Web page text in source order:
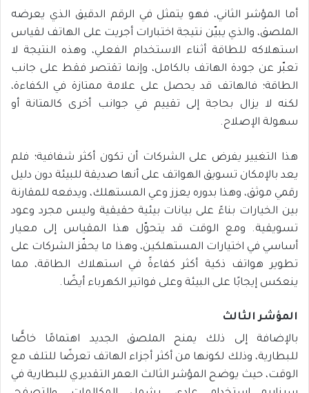
أما المؤشر الثاني، فهو يتمثل في الرقم الدقيق الذي يعرضه
الملصق، والذي يبيّن نتيجة اختبارات أجريت على الهاتف لقياس
استهلاكه للطاقة أثناء الاستخدام الفعلي، وهذه النتيجة لا
تعبّر عن جودة الهاتف بالكامل، وإنما تقتصر فقط على جانب
الطاقة؛ فالهاتف قد يحصل على علامة ممتازة في الكفاءة،
لكنه لا يزال بحاجة إلى تقييم في جوانب أخرى كالمتانة أو
سهولة الإصلاح.
هذا التغيير يفرض على الشركات أن تكون أكثر شفافية؛ فلم
يعد بالإمكان تسويق الهواتف على أنها صديقة للبيئة دون دليل
رقمي موثق، وهذا بدوره يعزز وعي المستهلك، ويدفعه للمقارنة
بين الخيارات بناءً على بيانات بيئية حقيقية وليس مجرد وعود
تسويقية. ومع الوقت قد يتحوّل هذا المقياس إلى معيار
أساسي في اختيارات المستهلكين، وهذا ما يحفّز الشركات على
تطوير هواتف ذكية أكثر كفاءةً في استهلاك الطاقة، مما
ينعكس إيجابًا على البيئة وعلى فواتير الكهرباء أيضًا.
المؤشر الثالث
بالإضافة إلى ذلك يمنح الملصق الجديد اهتمامًا خاصًّا
للبطارية، وذلك لكونها من أكثر أجزاء الهاتف تعرضًا للتلف مع
الوقت، حيث يوضح المؤشر الثالث العمر التقديري للبطارية في